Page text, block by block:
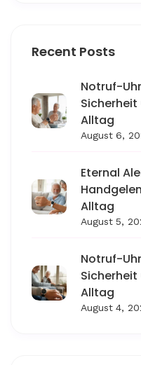
Recent Posts
Notruf-
Alltag
August 6,
Eternal
Alltag
August 5,
Notruf-
Alltag
August 4,